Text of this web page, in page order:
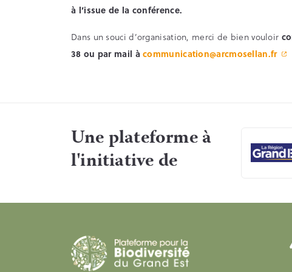
à l’issue de la conférence.
Dans un souci d’organisation, merci de bien vouloir
38 ou par mail àcommunication@arcmosellan.fr
Une plateforme à
l'initiative de